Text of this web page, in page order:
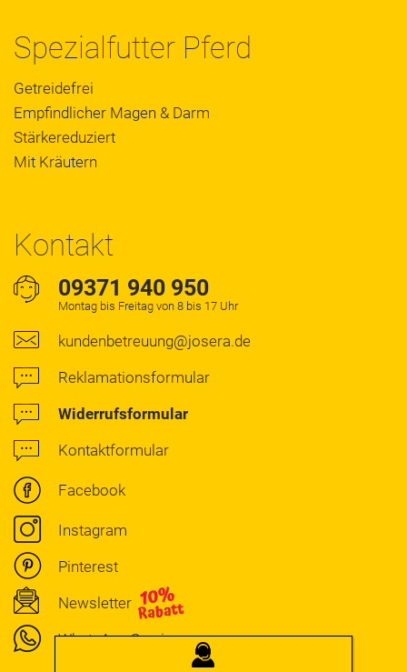
JOSERA
BERATUNG
Spezialfutter Pferd
Getreidefrei
Empfindlicher Magen & Darm
Stärkereduziert
Mit Kräutern
Kontakt
09371 940 950
Montag bis Freitag von 8 bis 17 Uhr
kundenbetreuung@josera.de
Reklamationsformular
Widerrufsformular
Kontaktformular
Facebook
Instagram
Pinterest
Newsletter
WhatsApp Service